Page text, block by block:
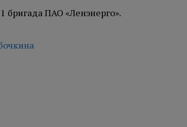
бригада ПАО «Ленэнерго».